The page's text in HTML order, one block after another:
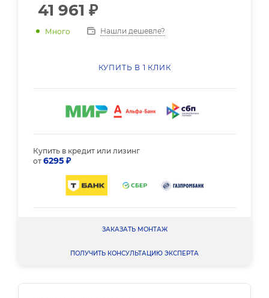
41 961 ₽
Много Нашли дешевле?
КУПИТЬ В 1 КЛИК
Купить в кредит или лизинг
от 6295 ₽
ЗАКАЗАТЬ МОНТАЖ
ПОЛУЧИТЬ КОНСУЛЬТАЦИЮ ЭКСПЕРТА